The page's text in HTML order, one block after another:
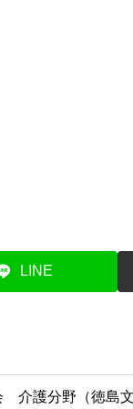
LINE
介護分野（徳島文